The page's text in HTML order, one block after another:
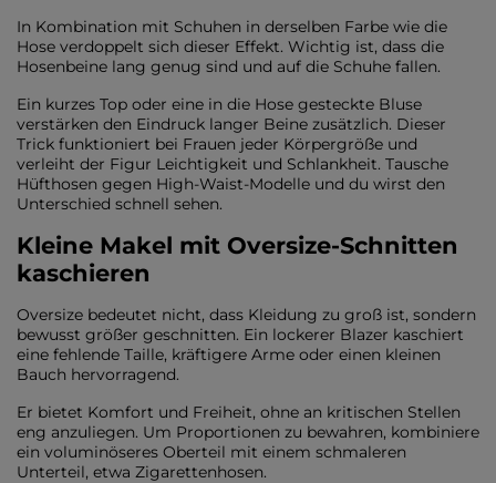
In Kombination mit Schuhen in derselben Farbe wie die
Hose verdoppelt sich dieser Effekt. Wichtig ist, dass die
Hosenbeine lang genug sind und auf die Schuhe fallen.
Ein kurzes Top oder eine in die Hose gesteckte Bluse
verstärken den Eindruck langer Beine zusätzlich. Dieser
Trick funktioniert bei Frauen jeder Körpergröße und
verleiht der Figur Leichtigkeit und Schlankheit. Tausche
Hüfthosen gegen High-Waist-Modelle und du wirst den
Unterschied schnell sehen.
Kleine Makel mit Oversize-Schnitten
kaschieren
Oversize bedeutet nicht, dass Kleidung zu groß ist, sondern
bewusst größer geschnitten. Ein lockerer Blazer kaschiert
eine fehlende Taille, kräftigere Arme oder einen kleinen
Bauch hervorragend.
Er bietet Komfort und Freiheit, ohne an kritischen Stellen
eng anzuliegen. Um Proportionen zu bewahren, kombiniere
ein voluminöseres Oberteil mit einem schmaleren
Unterteil, etwa Zigarettenhosen.